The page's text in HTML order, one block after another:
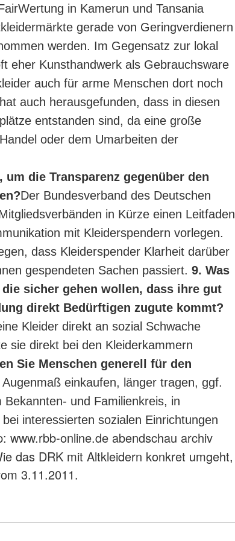
in Kamerun und Tansania
gerade von Geringverdienern
werden. Im Gegensatz zur lokal
eher Kunsthandwerk als Gebrauchsware
auch für arme Menschen dort noch
auch herausgefunden, dass in diesen
entstanden sind, da eine große
oder dem Umarbeiten der
um die Transparenz gegenüber den
Der Bundesverband des Deutschen
in Kürze einen Leitfaden
mit Kleiderspendern vorlegen.
dass Kleiderspender Klarheit darüber
gespendeten Sachen passiert. 9. Was
sicher gehen wollen, dass ihre gut
direkt Bedürftigen zugute kommt?
Kleider direkt an sozial Schwache
sie direkt bei den Kleiderkammern
Sie Menschen generell für den
Augenmaß einkaufen, länger tragen, ggf.
und Familienkreis, in
interessierten sozialen Einrichtungen
www.rbb-online.de abendschau archiv
das DRK mit Altkleidern konkret umgeht,
3.11.2011.